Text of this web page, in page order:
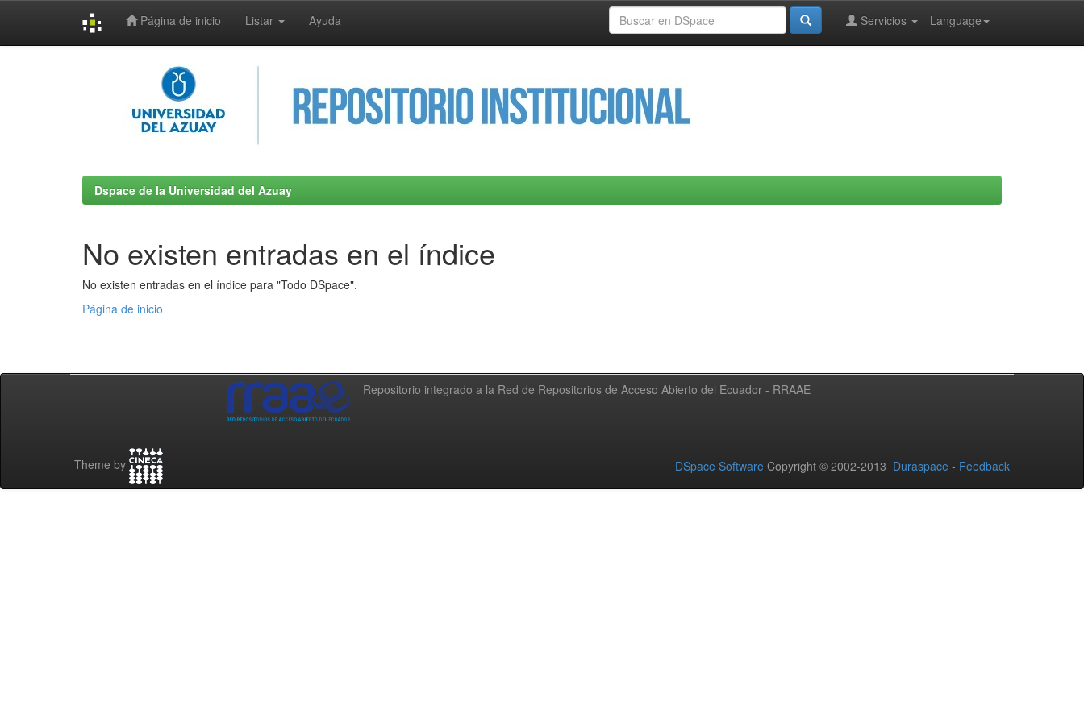
Página de inicio Listar Ayuda Language
Servicios
Dspace de la Universidad del Azuay
No existen entradas en el índice
No existen entradas en el índice para "Todo DSpace".
Página de inicio
Repositorio integrado a la Red de Repositorios de Acceso Abierto del Ecuador - RRAAE
Theme by DSpace Software Copyright © 2002-2013 Duraspace - Feedback